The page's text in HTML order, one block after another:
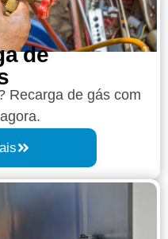
de
Recarga de gás com